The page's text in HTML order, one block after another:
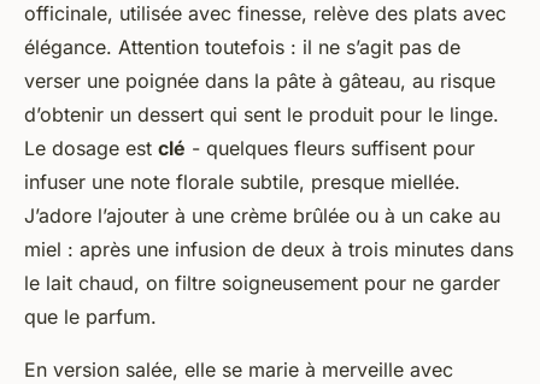
officinale, utilisée avec finesse, relève des plats avec
élégance. Attention toutefois : il ne s’agit pas de
verser une poignée dans la pâte à gâteau, au risque
d’obtenir un dessert qui sent le produit pour le linge.
Le dosage est clé - quelques fleurs suffisent pour
infuser une note florale subtile, presque miellée.
J’adore l’ajouter à une crème brûlée ou à un cake au
miel : après une infusion de deux à trois minutes dans
le lait chaud, on filtre soigneusement pour ne garder
que le parfum.
En version salée, elle se marie à merveille avec